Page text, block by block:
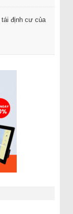
tái định cư của